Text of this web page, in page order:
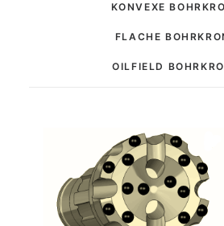
KONVEXE
FLACHE
OILFIELD